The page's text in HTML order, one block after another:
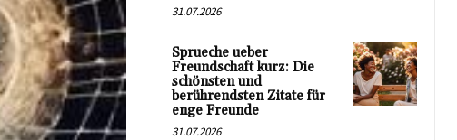
31.07.2026
Sprueche ueber
Freundschaft kurz: Die
schönsten und
berührendsten Zitate für
enge Freunde
31.07.2026